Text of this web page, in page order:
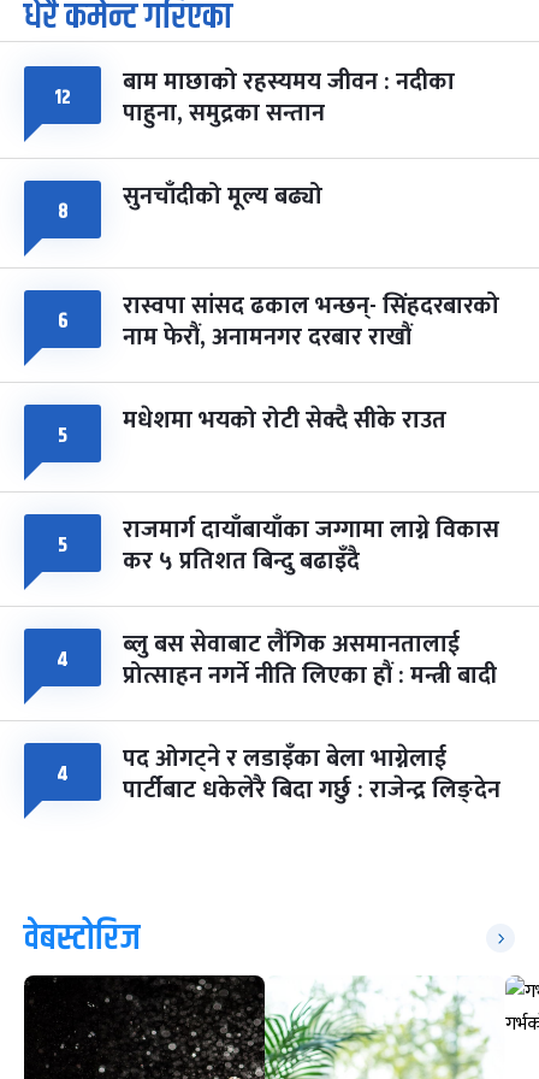
७
आइत चैत्र ७, २०८३-Mar 21, 2027
८ फागुपूर्णिमा
चैत्र ८, २०८३-Mar 22, 2027
७ महिना बाँकी
धेरै कमेन्ट गरिएका
१२ बाम माछाको रहस्यमय जीवन : नदीका
पाहुना, समुद्रका सन्तान
८ सुनचाँदीको मूल्य बढ्यो
६ रास्वपा सांसद ढकाल भन्छन्- सिंहदरबारको
नाम फेरौं, अनामनगर दरबार राखौं
५ मधेशमा भयको रोटी सेक्दै सीके राउत
५ राजमार्ग दायाँबायाँका जग्गामा लाग्ने विकास
कर ५ प्रतिशत बिन्दु बढाइँदै
४ ब्लु बस सेवाबाट लैंगिक असमानतालाई
प्रोत्साहन नगर्ने नीति लिएका हौं : मन्त्री बादी
४ पद ओगट्ने र लडाइँका बेला भाग्नेलाई
पार्टीबाट धकेलेरै बिदा गर्छु : राजेन्द्र लिङ्देन
वेबस्टोरिज